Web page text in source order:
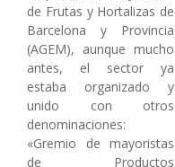
de Frutas y Hortalizas de
Barcelona y Provincia
(AGEM), aunque mucho
antes, el sector ya
estaba organizado y
unido con otros
denominaciones:
«Gremio de mayoristas
de Productos